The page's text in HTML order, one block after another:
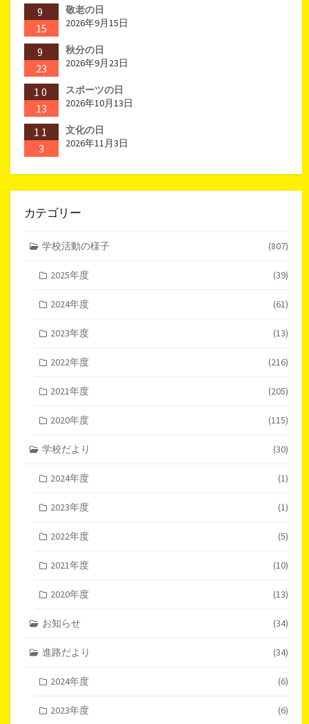
9
15
敬老の日
2026年9月15日
9
23
秋分の日
2026年9月23日
10
13
スポーツの日
2026年10月13日
11
3
文化の日
2026年11月3日
カテゴリー
学校活動の様子 (807)
2025年度 (39)
2024年度 (61)
2023年度 (13)
2022年度 (216)
2021年度 (205)
2020年度 (115)
学校だより (30)
2024年度 (1)
2023年度 (1)
2022年度 (5)
2021年度 (10)
2020年度 (13)
お知らせ (34)
進路だより (34)
2024年度 (6)
2023年度 (6)